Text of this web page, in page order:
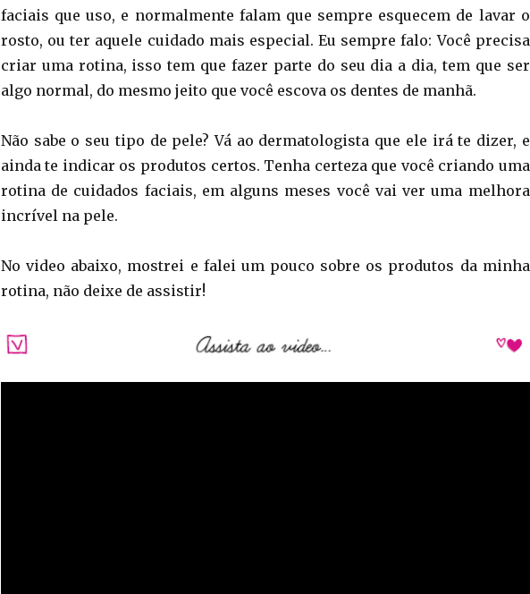
faciais que uso, e normalmente falam que sempre esquecem de lavar o
rosto, ou ter aquele cuidado mais especial. Eu sempre falo: Você precisa
criar uma rotina, isso tem que fazer parte do seu dia a dia, tem que ser
algo normal, do mesmo jeito que você escova os dentes de manhã.
Não sabe o seu tipo de pele? Vá ao dermatologista que ele irá te dizer, e
ainda te indicar os produtos certos. Tenha certeza que você criando uma
rotina de cuidados faciais, em alguns meses você vai ver uma melhora
incrível na pele.
No video abaixo, mostrei e falei um pouco sobre os produtos da minha
rotina, não deixe de assistir!